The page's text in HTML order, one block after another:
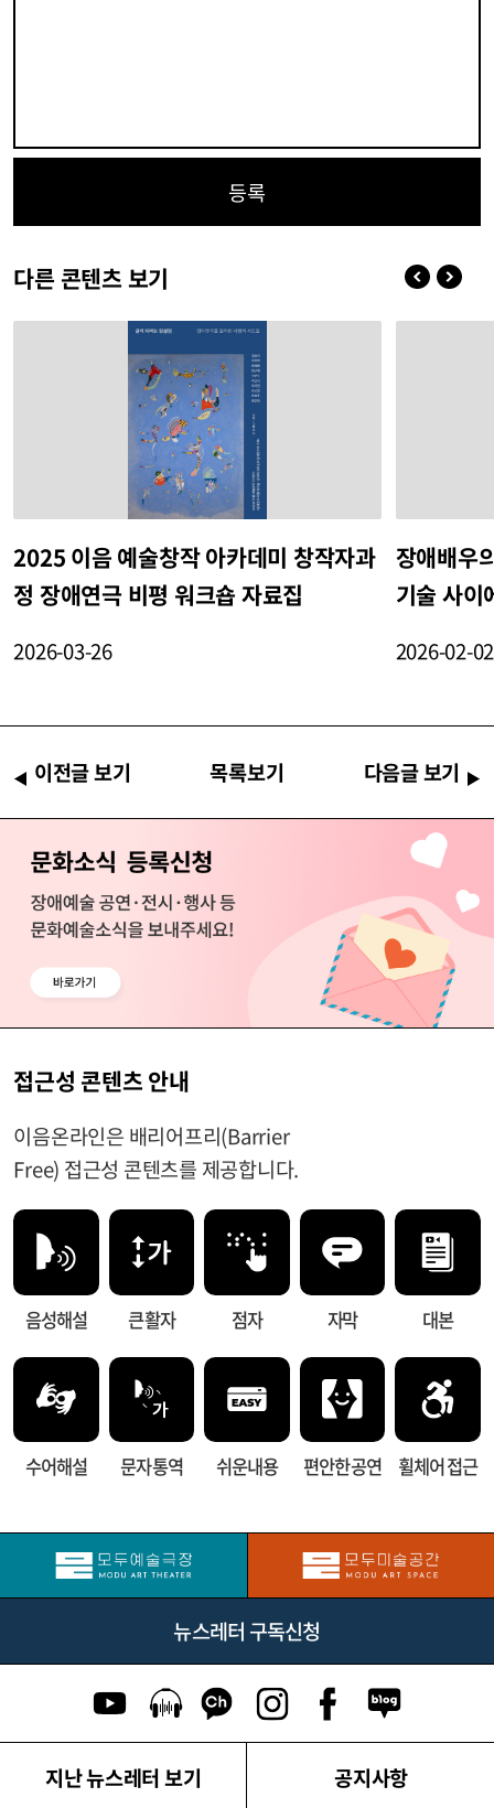
등록
다른 콘텐츠 보기
2025 이음 예술창작 아카데미 창작자과
정 장애연극 비평 워크숍 자료집
2026-03-26
장애배우
기술 사이
2026-02-02
이전글 보기 목록보기 다음글 보기
접근성 콘텐츠 안내
이음온라인은 배리어프리(Barrier
Free) 접근성 콘텐츠를 제공합니다.
음성해설 큰 활자 점자 자막 대본
수어해설 문자 통역 쉬운내용 편안한 공연 휠체어 접근
뉴스레터 구독신청
지난 뉴스레터 보기
카카오톡 채널 이동
유튜브 이동팟캐스트 이동 네이버블로
페이스북 이동
인스타그램 이동
공지사항